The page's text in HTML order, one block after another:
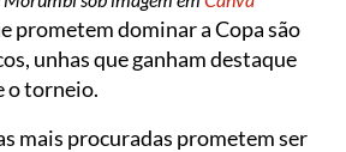
prometem dominar a Copa são
unhas que ganham destaque
o torneio.
mais procuradas prometem ser